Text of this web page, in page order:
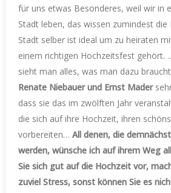
für uns etwas Besonderes, weil wir in
Stadt leben, das wissen zumindest die
Stadt selber ist ideal um zu heiraten
einem richtigen Hochzeitsfest gehört.
sieht man alles, was man dazu
Renate Niebauer und Ernst Mader
dass sie das im zwölften Jahr
die sich auf ihre Hochzeit, ihren
vorbereiten… All denen, die
werden, wünsche ich auf ihrem Weg
Sie sich gut auf die Hochzeit vor,
zuviel Stress, sonst können Sie es